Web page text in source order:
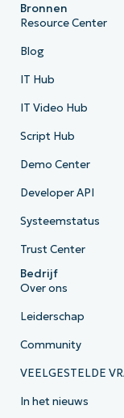
Bronnen
Resource Center
Blog
IT Hub
IT Video Hub
Script Hub
Demo Center
Developer API
Systeemstatus
Trust Center
Bedrijf
Over ons
Leiderschap
Community
VEELGESTELDE
In het nieuws